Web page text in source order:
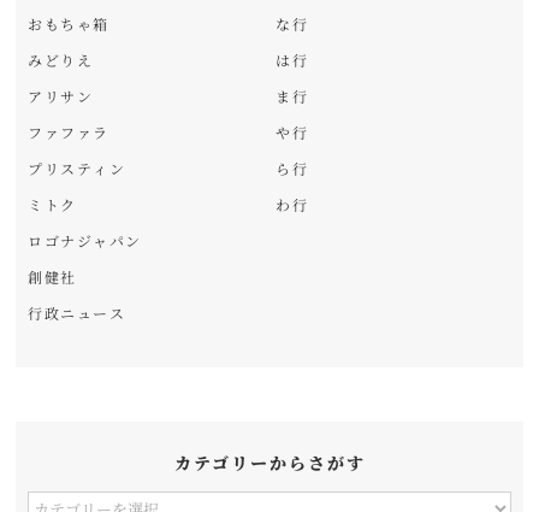
おもちゃ箱
みどりえ
アリサン
ファファラ
プリスティン
ミトク
ロゴナジャパン
創健社
行政ニュース
な行
は行
ま行
や行
ら行
わ行
カテゴリーからさがす
カ